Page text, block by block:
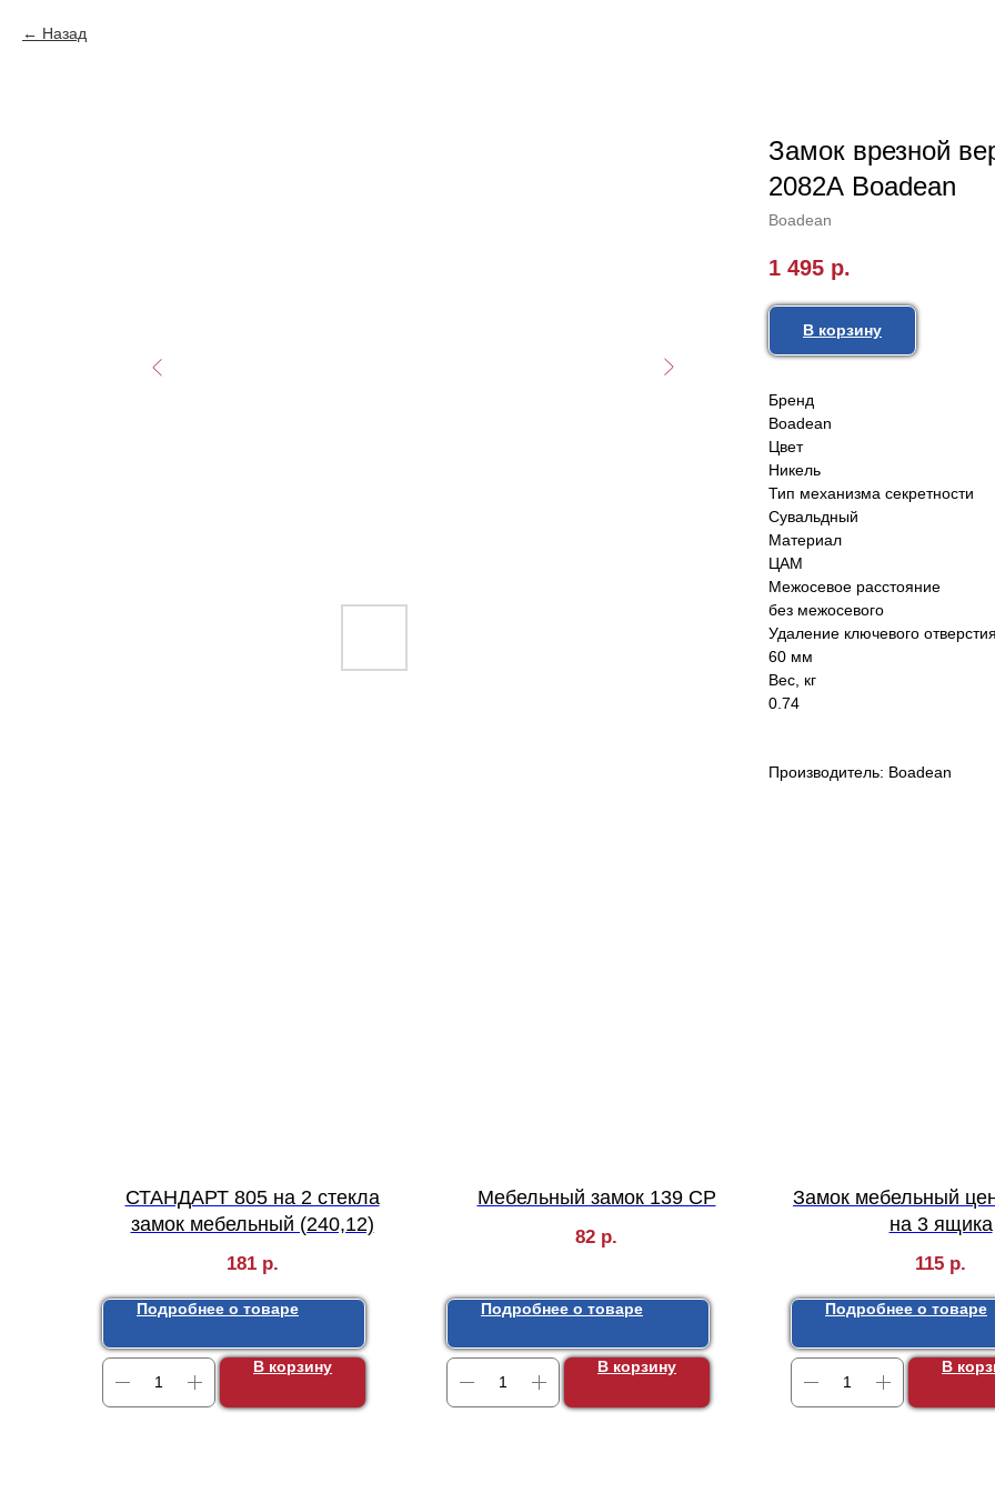
Назад
Замок врезной
2082А Boadean
Boadean
1 495 р.
В корзину
Бренд
Boadean
Цвет
Никель
Тип механизма секретности
Сувальдный
Материал
ЦАМ
Межосевое расстояние
без межосевого
Удаление ключевого
60 мм
Вес, кг
0.74
Производитель: Boadean
СТАНДАРТ 805 на 2 стекла
замок мебельный (240,12)
181 р.
Подробнее о товаре
В корзину
Мебельный замок 139 СP
82 р.
Подробнее о товаре
В корзину
Замок мебельный
на 3 ящика
115 р.
Подробнее о товаре
В